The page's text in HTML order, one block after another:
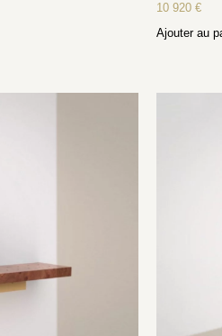
10 920€
Ajouter au